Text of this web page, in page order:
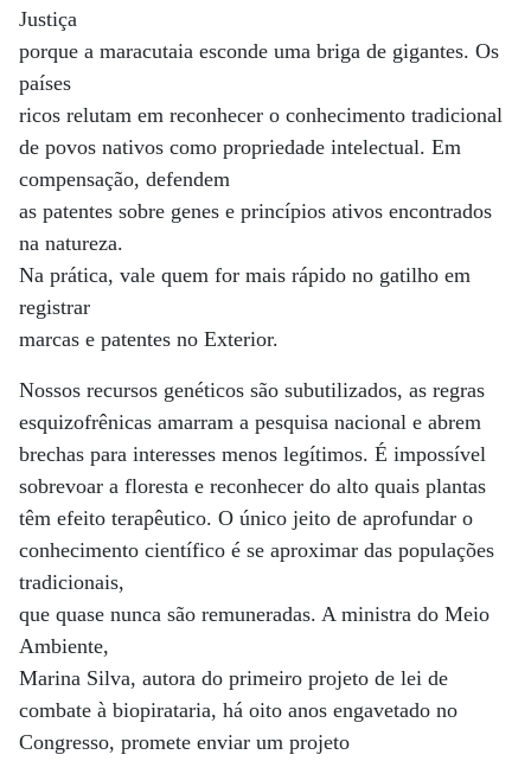
Justiça
porque a maracutaia esconde uma briga de gigantes. Os
países
ricos relutam em reconhecer o conhecimento tradicional
de povos nativos como propriedade intelectual. Em
compensação, defendem
as patentes sobre genes e princípios ativos encontrados
na natureza.
Na prática, vale quem for mais rápido no gatilho em
registrar
marcas e patentes no Exterior.
Nossos recursos genéticos são subutilizados, as regras
esquizofrênicas amarram a pesquisa nacional e abrem
brechas para interesses menos legítimos. É impossível
sobrevoar a floresta e reconhecer do alto quais plantas
têm efeito terapêutico. O único jeito de aprofundar o
conhecimento científico é se aproximar das populações
tradicionais,
que quase nunca são remuneradas. A ministra do Meio
Ambiente,
Marina Silva, autora do primeiro projeto de lei de
combate à biopirataria, há oito anos engavetado no
Congresso, promete enviar um projeto